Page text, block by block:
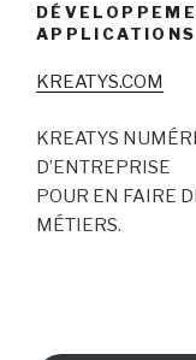
KREATYS.COM
KREATYS
D’ENTREPRISE
POUR EN FAIRE
MÉTIERS.